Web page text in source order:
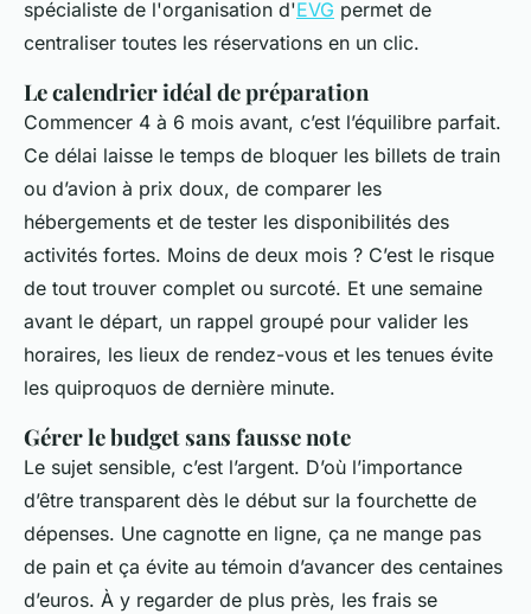
spécialiste de l'organisation d'EVG permet de
centraliser toutes les réservations en un clic.
Le calendrier idéal de préparation
Commencer 4 à 6 mois avant, c’est l’équilibre parfait.
Ce délai laisse le temps de bloquer les billets de train
ou d’avion à prix doux, de comparer les
hébergements et de tester les disponibilités des
activités fortes. Moins de deux mois ? C’est le risque
de tout trouver complet ou surcoté. Et une semaine
avant le départ, un rappel groupé pour valider les
horaires, les lieux de rendez-vous et les tenues évite
les quiproquos de dernière minute.
Gérer le budget sans fausse note
Le sujet sensible, c’est l’argent. D’où l’importance
d’être transparent dès le début sur la fourchette de
dépenses. Une cagnotte en ligne, ça ne mange pas
de pain et ça évite au témoin d’avancer des centaines
d’euros. À y regarder de plus près, les frais se